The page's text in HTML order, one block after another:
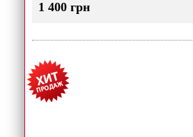
1 400 грн